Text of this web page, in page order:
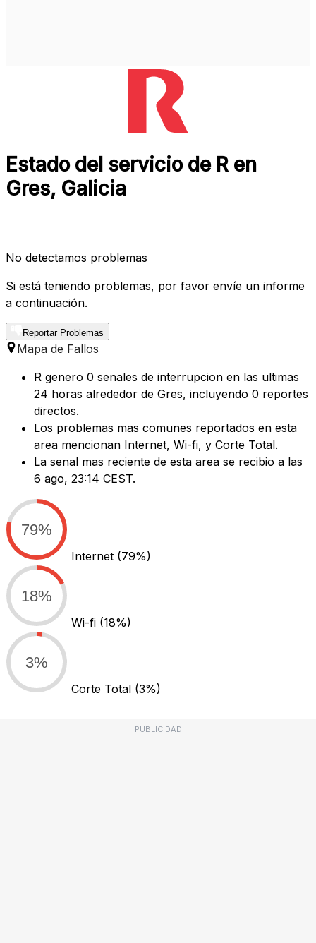
Estado del servicio de R en
Gres, Galicia
No detectamos problemas
Si está teniendo problemas, por favor envíe un informe
a continuación.
Reportar Problemas
Mapa de Fallos
R genero 0 senales de interrupcion en las ultimas
24 horas alrededor de Gres, incluyendo 0 reportes
directos.
Los problemas mas comunes reportados en esta
area mencionan Internet, Wi-fi, y Corte Total.
La senal mas reciente de esta area se recibio a las
6 ago, 23:14 CEST.
79%
Internet (79%)
18%
Wi-fi (18%)
3%
Corte Total (3%)
PUBLICIDAD